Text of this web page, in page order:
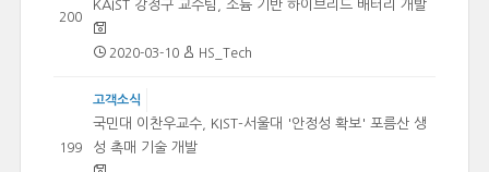
200
KAIST 강정구 교수팀, 소듐 기반 하이브리드 배터리 개발
2020-03-10 HS_Tech
199
고객소식
국민대 이찬우교수, KIST-서울대 '안정성 확보' 포름산 생
성 촉매 기술 개발